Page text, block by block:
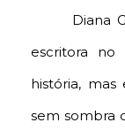
Diana
escritora
história,
sem sombra